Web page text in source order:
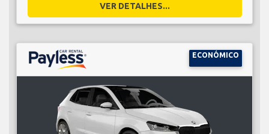
VER DETALHES...
ECONÓMICO